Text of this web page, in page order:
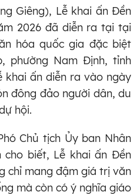
Giêng), Lễ khai ấn Đền
2026 đã diễn ra tại tại
hóa quốc gia đặc biệt
phường Nam Định, tỉnh
khai ấn diễn ra vào ngày
đông đảo người dân, du
hội.
Chủ tịch Ủy ban Nhân
cho biết, Lễ khai ấn Đền
chỉ mang đậm giá trị văn
mà còn có ý nghĩa giáo